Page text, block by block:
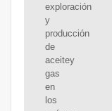
exploración
y
producción
de
aceitey
gas
en
los